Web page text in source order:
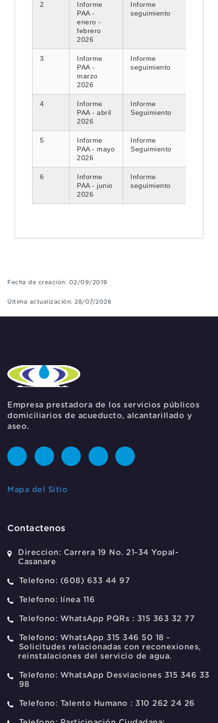
2
Informe
PAA -
enero -
febrero
2026
Informe
seguimiento
3
Informe
PAA -
marzo
2026
Informe
seguimiento
4
Informe
PAA - abril
2026
Informe
Seguimiento
5
Informe
PAA - mayo
2026
Informe
Seguimiento
6
Informe
PAA - junio
2026
Informe
seguimiento
Fecha de creación: 02/09/2019
Última actualización: 28/07/2026
Empresa prestadora de los servicios públicos
domiciliarios de acueducto, alcantarillado y
aseo.
Mapa del Sitio
Contactenos
Direccion: Carrera 19 No. 21-34 Yopal-
Casanare
Telefono: (608) 633 44 97
Telefono: línea 116
Telefono: WhatsApp PQRs : 315 363 32 77
Telefono: WhatsApp 315 346 50 18 -
Solicitudes relacionadas con reconexiones,
reinstalaciones del servicio de agua.
Telefono: WhatsApp Desviaciones 315 346 33
98
Telefono: Talento Humano : 310 262 24 26